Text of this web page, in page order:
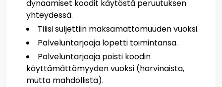
dynaamiset koodit käytöstä peruutuksen
yhteydessä.
Tilisi suljettiin maksamattomuuden vuoksi.
Palveluntarjoaja lopetti toimintansa.
Palveluntarjoaja poisti koodin
käyttämättömyyden vuoksi (harvinaista,
mutta mahdollista).